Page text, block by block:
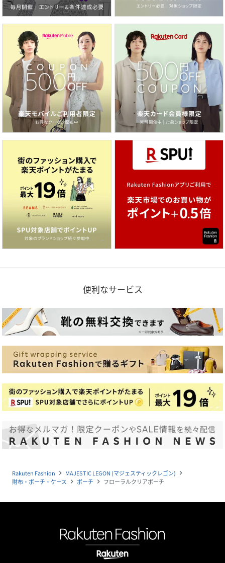
便利なサービス
Rakuten Fashion navigate_next MAJESTIC LEGON (マジェスティックレゴン) navigate_next
財布・ポーチ・ケース navigate_next ポーチ navigate_next フローラルクリアポーチ